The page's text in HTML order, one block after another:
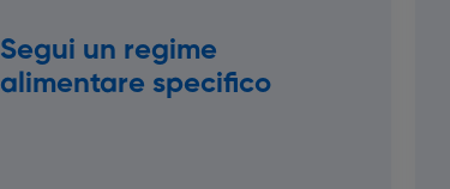
Segui un regime
alimentare specifico